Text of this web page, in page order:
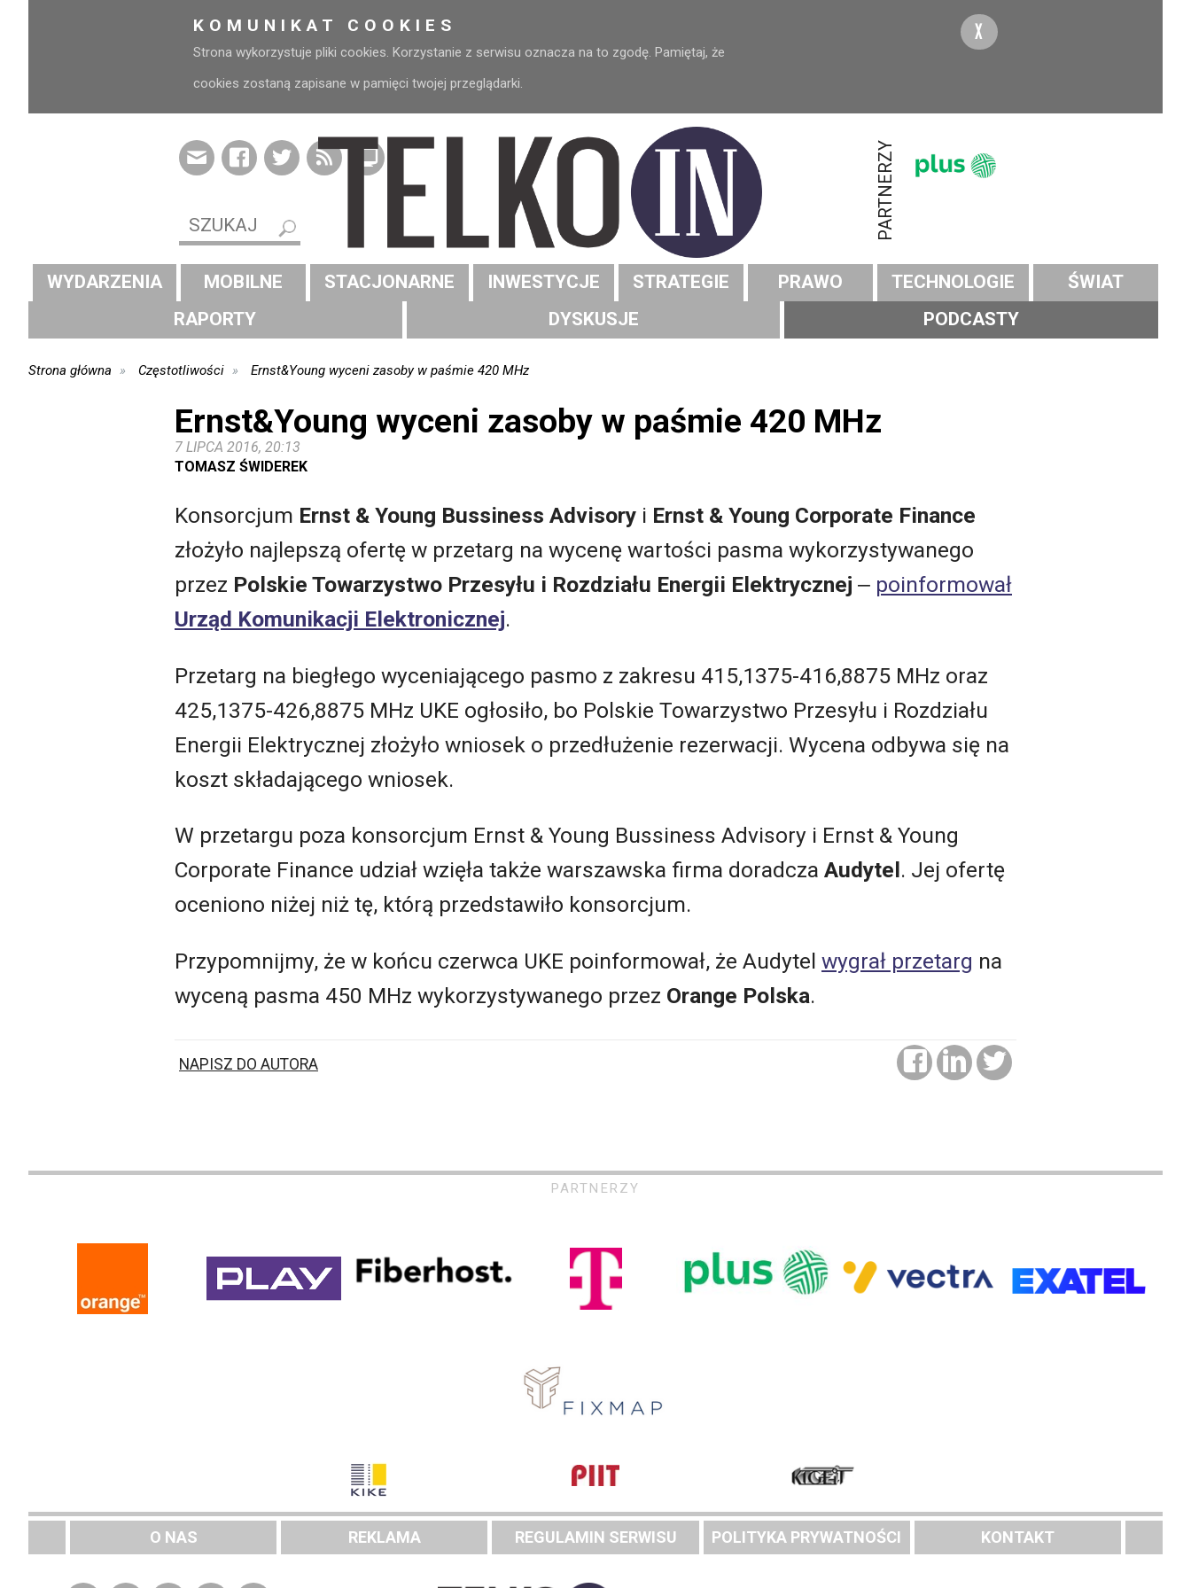
KOMUNIKAT COOKIES
Strona wykorzystuje pliki cookies. Korzystanie z serwisu oznacza na to zgodę. Pamiętaj, że
cookies zostaną zapisane w pamięci twojej przeglądarki.
X
PARTNERZY
WYDARZENIA MOBILNE STACJONARNE INWESTYCJE STRATEGIE PRAWO TECHNOLOGIE
ŚWIAT
RAPORTY
DYSKUSJE PODCASTY
Strona główna Częstotliwości Ernst&Young wyceni zasoby w paśmie 420 MHz
Ernst&Young wyceni zasoby w paśmie 420 MHz
7 LIPCA 2016, 20:13
TOMASZ ŚWIDEREK
Konsorcjum Ernst & Young Bussiness Advisory i Ernst & Young Corporate Finance
złożyło najlepszą ofertę w przetarg na wycenę wartości pasma wykorzystywanego
przez Polskie Towarzystwo Przesyłu i Rozdziału Energii Elektrycznej ‒ poinformował
Urząd Komunikacji Elektronicznej.
Przetarg na biegłego wyceniającego pasmo z zakresu 415,1375-416,8875 MHz oraz
425,1375-426,8875 MHz UKE ogłosiło, bo Polskie Towarzystwo Przesyłu i Rozdziału
Energii Elektrycznej złożyło wniosek o przedłużenie rezerwacji. Wycena odbywa się na
koszt składającego wniosek.
W przetargu poza konsorcjum Ernst & Young Bussiness Advisory i Ernst & Young
Corporate Finance udział wzięła także warszawska firma doradcza Audytel. Jej ofertę
oceniono niżej niż tę, którą przedstawiło konsorcjum.
Przypomnijmy, że w końcu czerwca UKE poinformował, że Audytel wygrał przetarg na
wyceną pasma 450 MHz wykorzystywanego przez Orange Polska.
NAPISZ DO AUTORA
PARTNERZY
O NAS REKLAMA REGULAMIN SERWISU POLITYKA PRYWATNOŚCI KONTAKT